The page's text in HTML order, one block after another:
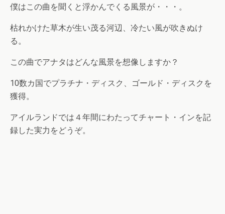
僕はこの曲を聞くと浮かんでくる風景が・・・。
枯れかけた草木が生い茂る河辺、冷たい風が吹きぬけ
る。
この曲でアナタはどんな風景を想像しますか？
10数カ国でプラチナ・ディスク、ゴールド・ディスクを
獲得。
アイルランドでは４年間にわたってチャート・インを記
録した実力をどうぞ。